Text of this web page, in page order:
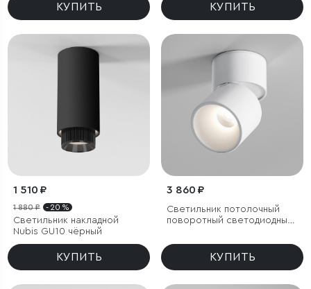
КУПИТЬ КУПИТЬ
1 510 ₽
1 880 ₽ - 20 %
Светильник накладной
Nubis GU10 чёрный
КУПИТЬ
3 860 ₽
Светильник потолочный
поворотный светодиодный
КУПИТЬ